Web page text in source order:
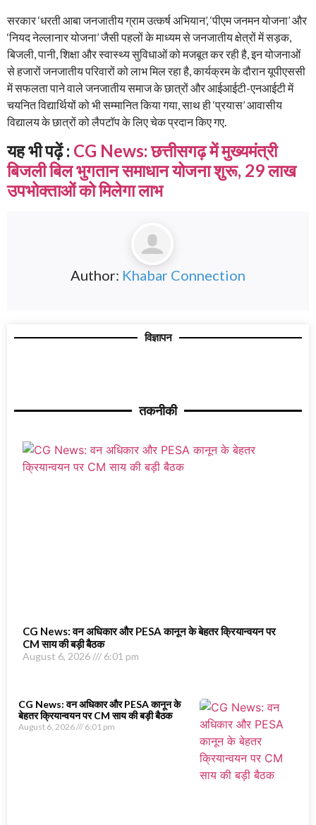
सरकार ‘धरती आबा जनजातीय ग्राम उत्कर्ष अभियान’, ‘पीएम जनमन योजना’ और
‘नियद नेल्लानार योजना’ जैसी पहलों के माध्यम से जनजातीय क्षेत्रों में सड़क,
बिजली, पानी, शिक्षा और स्वास्थ्य सुविधाओं को मजबूत कर रही है, इन योजनाओं
से हजारों जनजातीय परिवारों को लाभ मिल रहा है, कार्यक्रम के दौरान यूपीएससी
में सफलता पाने वाले जनजातीय समाज के छात्रों और आईआईटी-एनआईटी में
चयनित विद्यार्थियों को भी सम्मानित किया गया, साथ ही ‘प्रयास’ आवासीय
विद्यालय के छात्रों को लैपटॉप के लिए चेक प्रदान किए गए.
यह भी पढ़ें : CG News: छत्तीसगढ़ में मुख्यमंत्री
बिजली बिल भुगतान समाधान योजना शुरू, 29 लाख
उपभोक्ताओं को मिलेगा लाभ
Author: Khabar Connection
विज्ञापन
तकनीकी
CG News: वन अधिकार और PESA कानून के बेहतर क्रियान्वयन पर
CM साय की बड़ी बैठक
August 6, 2026 6:01 pm
CG News: वन अधिकार और PESA कानून के
बेहतर क्रियान्वयन पर CM साय की बड़ी बैठक
August 6, 2026 6:01 pm